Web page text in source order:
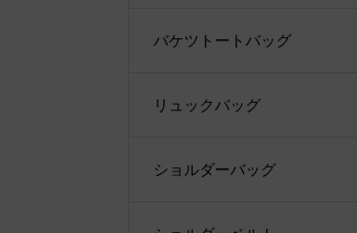
バケツトートバッグ
リュックバッグ
ショルダーバッグ